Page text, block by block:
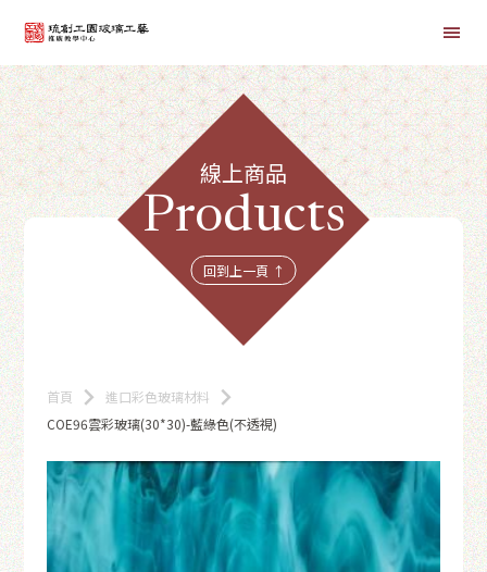
首頁
線上課程
線上商品
Products
回到上一頁 ↑
首頁
進口彩色玻璃材料
COE96雲彩玻璃(30*30)-藍綠色(不透視)